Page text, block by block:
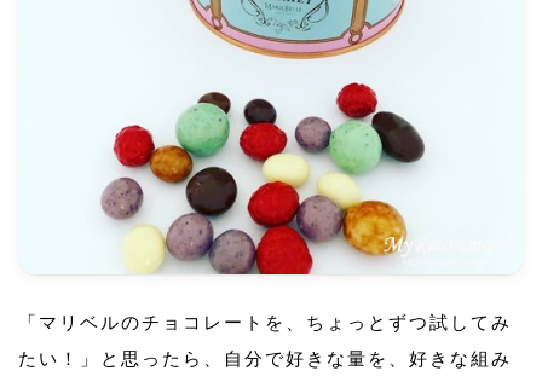
「マリベルのチョコレートを、ちょっとずつ試してみ
たい！」と思ったら、自分で好きな量を、好きな組み